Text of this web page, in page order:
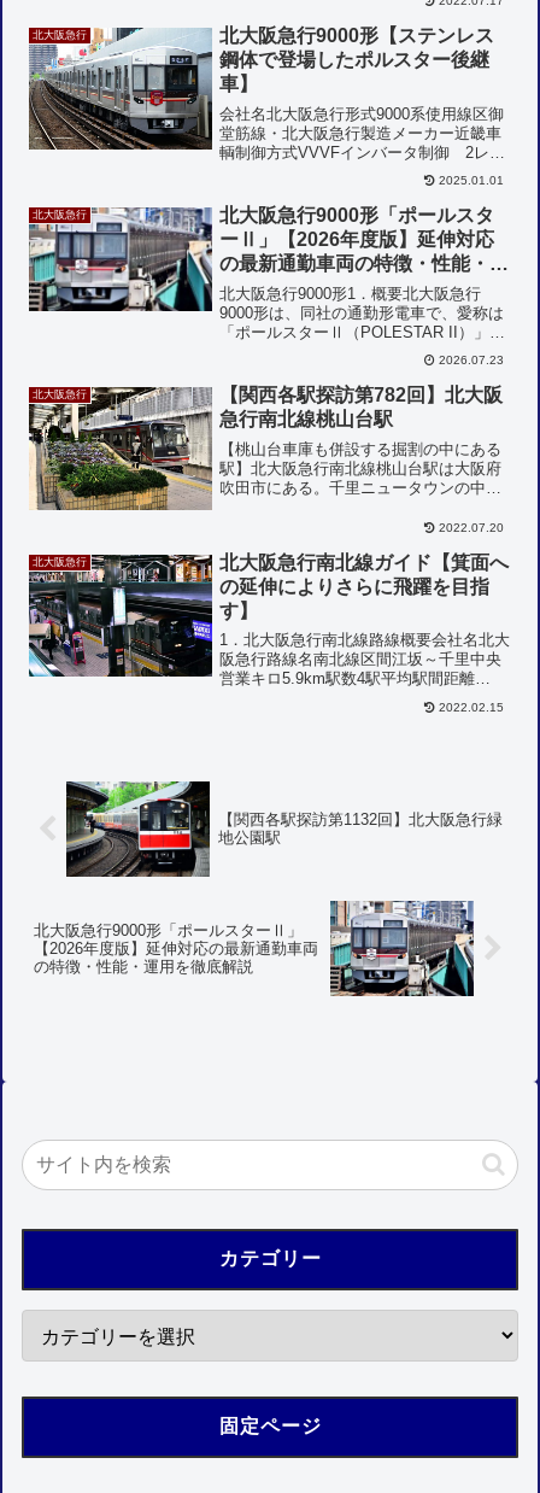
り便利とは言えない。千里...
北大阪急行
北大阪急行9000形【ステンレス
鋼体で登場したポルスター後継
車】
会社名北大阪急行形式9000系使用線区御
堂筋線・北大阪急行製造メーカー近畿車
輌制御方式VVVFインバータ制御 2レベ
ルIGBT 主電動機全閉式永久磁石同期電
動機170kWブレーキ全電気式指令式ブレ
ーキ台車モノリンク式ボルスタレス台車
最高速度...
2025.01.01
北大阪急行
北大阪急行9000形「ポールスタ
ーⅡ」【2026年度版】延伸対応
の最新通勤車両の特徴・性能・運
用を徹底解説
北大阪急行9000形1．概要北大阪急行
9000形は、同社の通勤形電車で、愛称は
「ポールスターⅡ（POLESTAR II）」で
ある。2014年（平成26年）4月に営業運
転を開始し、箕面萱野延伸に伴う増備お
よび8000形未更新車の置き換えを目的...
2026.07.23
北大阪急行
【関西各駅探訪第782回】北大阪
急行南北線桃山台駅
【桃山台車庫も併設する掘割の中にある
駅】北大阪急行南北線桃山台駅は大阪府
吹田市にある。千里ニュータウンの中に
下線が走っている。江坂方西側には桃山
になっている。電車は昼間...
2022.07.20
北大阪急行
北大阪急行南北線ガイド【箕面へ
の延伸によりさらに飛躍を目指
す】
1．北大阪急行南北線路線概要会社名北大
阪急行路線名南北線区間江坂～千里中央
営業キロ5.9km駅数4駅平均駅間距離
1.97km所要時分9分表定速度39.4km/h軌
間1435mm電気方式750V直流電化集電方
2022.02.15
【関西各駅探訪第1132回】北大阪急行緑
地公園駅
北大阪急行9000形「ポールスターⅡ」
【2026年度版】延伸対応の最新通勤車両
の特徴・性能・運用を徹底解説
カテゴリー
固定ページ